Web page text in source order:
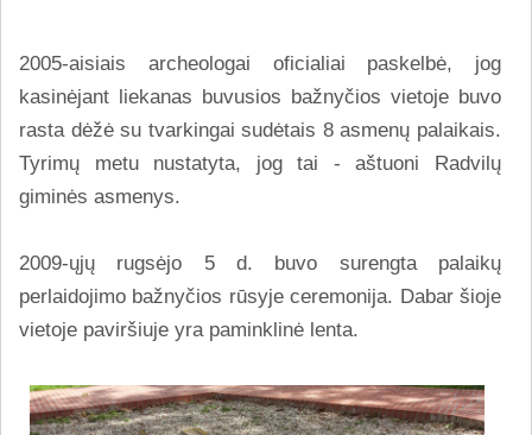
2005-aisiais archeologai oficialiai paskelbė, jog
kasinėjant liekanas buvusios bažnyčios vietoje buvo
rasta dėžė su tvarkingai sudėtais 8 asmenų palaikais.
Tyrimų metu nustatyta, jog tai - aštuoni Radvilų
giminės asmenys.
2009-ųjų rugsėjo 5 d. buvo surengta palaikų
perlaidojimo bažnyčios rūsyje ceremonija. Dabar šioje
vietoje paviršiuje yra paminklinė lenta.